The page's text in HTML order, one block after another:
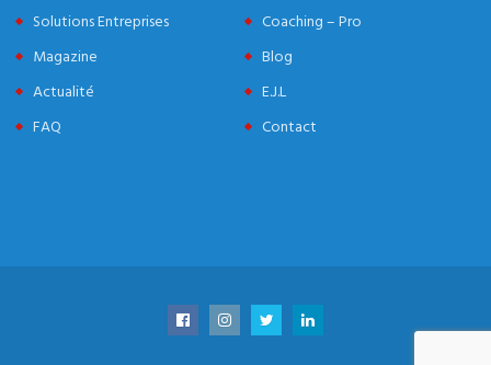
Solutions Entreprises
Coaching – Pro
Magazine
Blog
Actualité
E.J.L
FAQ
Contact